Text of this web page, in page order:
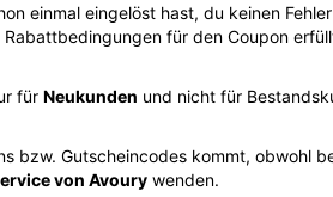
einmal eingelöst hast, du keinen
für den Coupon
für Neukunden und nicht für
bzw. Gutscheincodes kommt, obwohl
von Avoury wenden.